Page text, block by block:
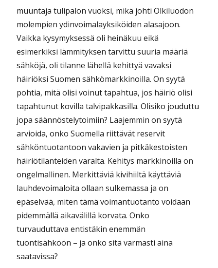
muuntaja tulipalon vuoksi, mikä johti Olkiluodon
molempien ydinvoimalayksiköiden alasajoon.
Vaikka kysymyksessä oli heinäkuu eikä
esimerkiksi lämmityksen tarvittu suuria määriä
sähköjä, oli tilanne lähellä kehittyä vavaksi
häiriöksi Suomen sähkömarkkinoilla. On syytä
pohtia, mitä olisi voinut tapahtua, jos häiriö olisi
tapahtunut kovilla talvipakkasilla. Olisiko jouduttu
jopa säännöstelytoimiin? Laajemmin on syytä
arvioida, onko Suomella riittävät reservit
sähköntuotantoon vakavien ja pitkäkestoisten
häiriötilanteiden varalta. Kehitys markkinoilla on
ongelmallinen. Merkittäviä kivihiiltä käyttäviä
lauhdevoimaloita ollaan sulkemassa ja on
epäselvää, miten tämä voimantuotanto voidaan
pidemmällä aikavälillä korvata. Onko
turvauduttava entistäkin enemmän
tuontisähköön – ja onko sitä varmasti aina
saatavissa?